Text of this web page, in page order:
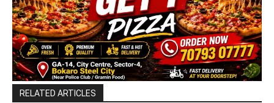
RELATED ARTICLES